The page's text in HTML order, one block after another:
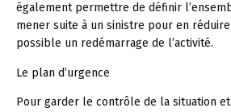
également permettre de définir
mener suite à un sinistre pour en
possible un redémarrage de l’activité.
Le plan d’urgence
Pour garder le contrôle de la situation